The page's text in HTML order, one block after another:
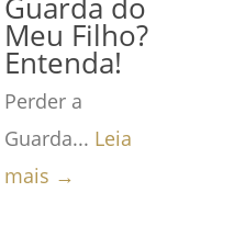
Guarda do
Meu Filho?
Entenda!
Perder a
Guarda... Leia
mais →